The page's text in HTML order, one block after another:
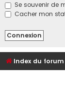
Se souvenir de
Cacher mon
Index du forum